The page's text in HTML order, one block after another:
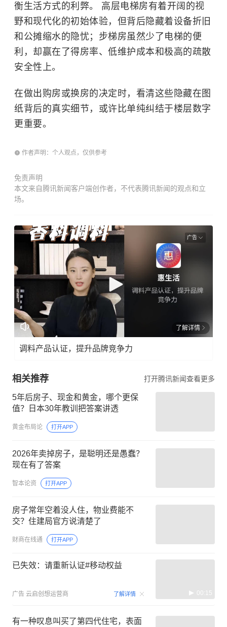
衡生活方式的利弊。 高层电梯房有着开阔的视
野和现代化的初始体验，但背后隐藏着设备折旧
和公摊缩水的隐忧；步梯房虽然少了电梯的便
利，却赢在了得房率、低维护成本和极高的疏散
安全性上。
在做出购房或换房的决定时，看清这些隐藏在图
纸背后的真实细节，或许比单纯纠结于楼层数字
更重要。
作者声明：个人观点，仅供参考
免责声明
本文来自腾讯新闻客户端创作者，不代表腾讯新闻的观点和立
场。
广告
了解详情
调料产品认证，提升品牌竞争力
相关推荐 打开腾讯新闻查看更多
5年后房子、现金和黄金，哪个更保
值？日本30年教训把答案讲透
黄金布局论 打开APP
2026年卖掉房子，是聪明还是愚蠢？
现在有了答案
智本论资 打开APP
房子常年空着没人住，物业费能不
交？住建局官方说清楚了
财商在线通 打开APP
已失效：请重新认证#移动权益
广告 云启创想运营商 了解详情 00:15
有一种叹息叫买了第四代住宅，表面